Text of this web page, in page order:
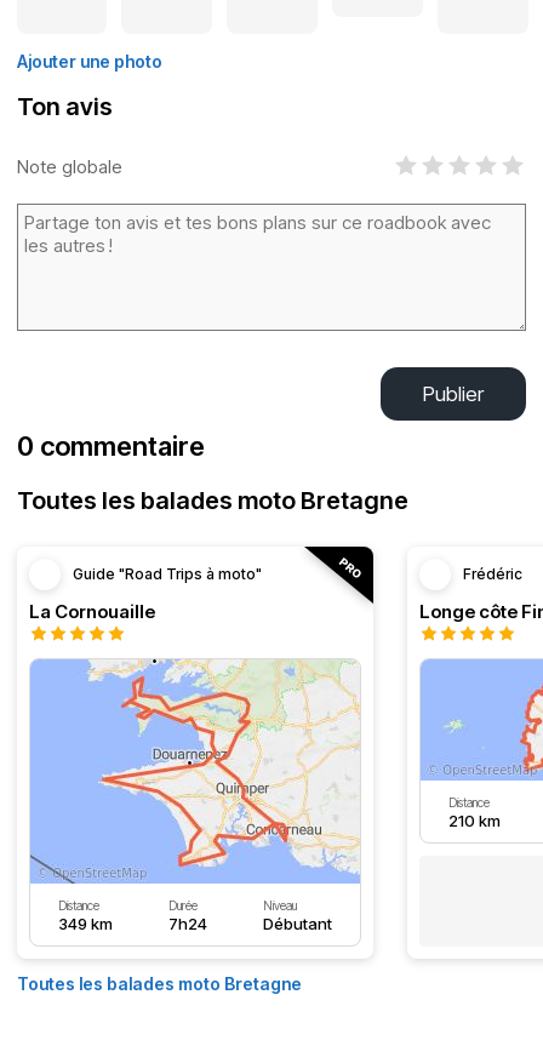
Ajouter une photo
Ton avis
Note globale
Publier
0 commentaire
Toutes les balades moto Bretagne
Guide "Road Trips à moto"
La Cornouaille
Distance
349 km
Durée
7h24
Niveau
Débutant
Frédéric
Distance
210 km
Toutes les balades moto Bretagne